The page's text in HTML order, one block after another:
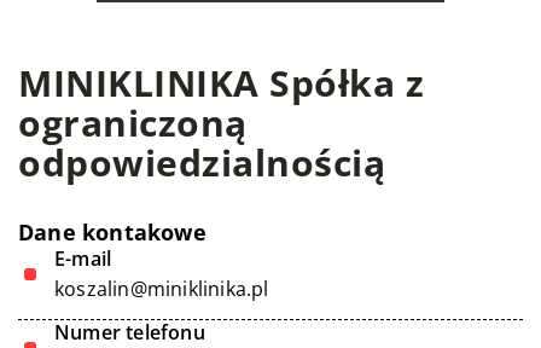
MINIKLINIKA Spółka z
ograniczoną
odpowiedzialnością
Dane kontakowe
E-mail
koszalin@miniklinika.pl
Numer telefonu